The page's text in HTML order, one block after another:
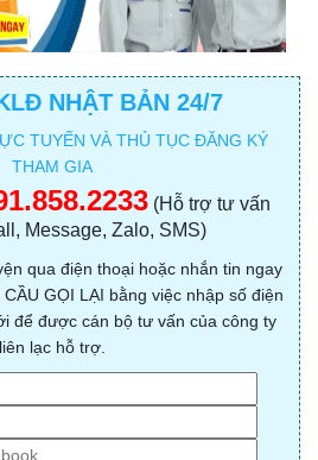
NHẬT BẢN 24/7
TUYẾN VÀ THỦ TỤC ĐĂNG KÝ
THAM GIA
(Hỗ trợ tư vấn
Message, Zalo, SMS)
qua điện thoại hoặc nhắn tin ngay
GỌI LẠI bằng việc nhập số điện
để được cán bộ tư vấn của công ty
liên lạc hỗ trợ.